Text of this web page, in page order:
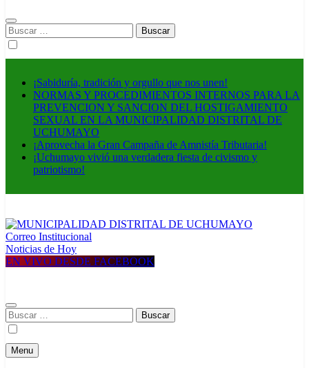
Buscar:
¡Sabiduría, tradición y orgullo que nos unen!
NORMAS Y PROCEDIMIENTOS INTERNOS PARA LA
PREVENCION Y SANCION DEL HOSTIGAMIENTO
SEXUAL EN LA MUNICIPALIDAD DISTRITAL DE
UCHUMAYO
¡Aprovecha la Gran Campaña de Amnistía Tributaria!
¡Uchumayo vivió una verdadera fiesta de civismo y
patriotismo!
MUNICIPALIDAD DISTRITAL DE UCHUMAYO
Construyendo una nueva Historia
Correo Institucional
Noticias de Hoy
EN VIVO DESDE FACEBOOK
Buscar:
Menu